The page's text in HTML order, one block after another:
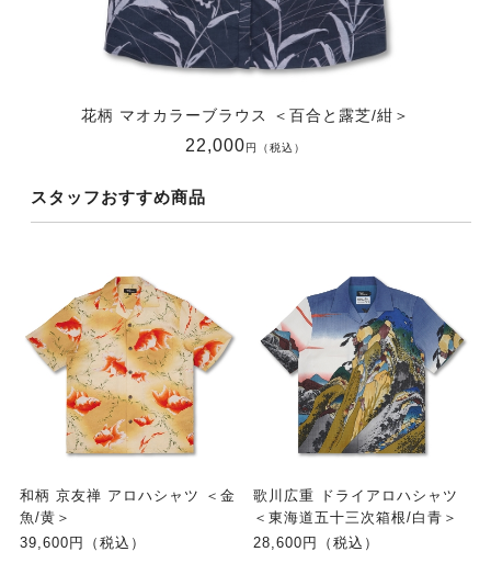
花柄 マオカラーブラウス ＜百合と露芝/紺＞
22,000円（税込）
スタッフおすすめ商品
和柄 京友禅 アロハシャツ ＜金
魚/黄＞
39,600円（税込）
歌川広重 ドライアロハシャツ
＜東海道五十三次箱根/白青＞
28,600円（税込）